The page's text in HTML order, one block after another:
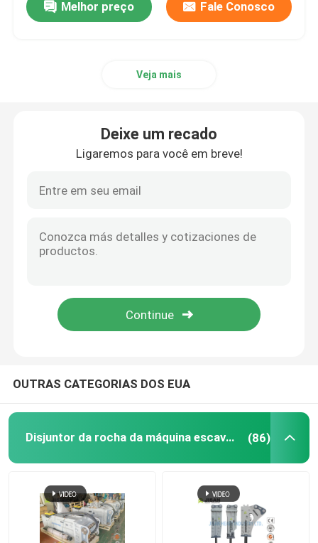
Compressor hidráulico da placa
a casca alaranjada luta
cubeta da garra da máquina escavadora
Miniescavadeira de esteiras
Melhor preço Fale Conosco
Veja mais
Deixe um recado
Ligaremos para você em breve!
OUTRAS CATEGORIAS DOS EUA
Disjuntor da rocha da máquina escavadora (86)